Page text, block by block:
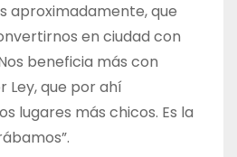
aproximadamente, que
en ciudad con
beneficia más con
Ley, que por ahí
lugares más chicos. Es la